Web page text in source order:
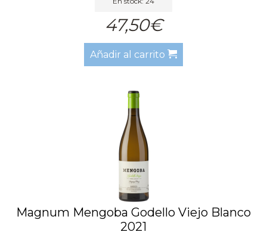
47,50€
Añadir al carrito
Magnum Mengoba Godello Viejo Blanco
2021